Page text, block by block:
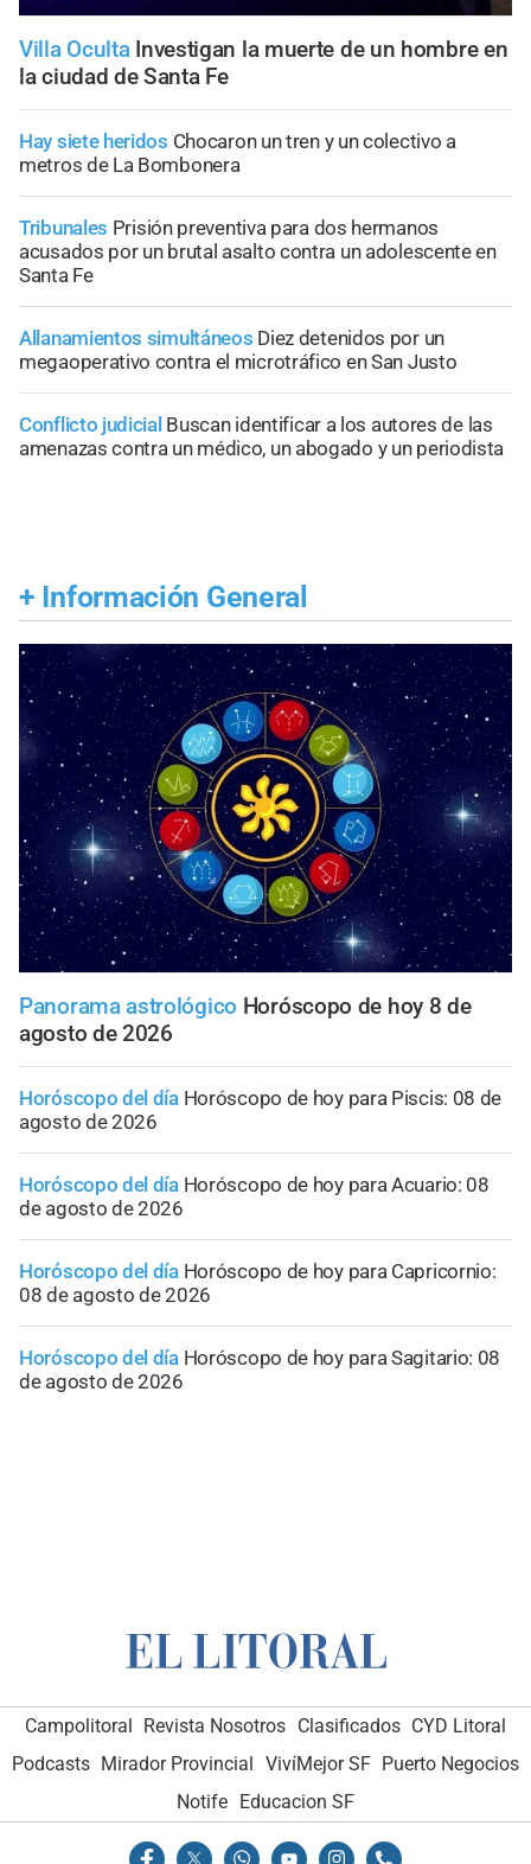
Villa Oculta Investigan la muerte de un hombre en
la ciudad de Santa Fe
Hay siete heridos Chocaron un tren y un colectivo a
metros de La Bombonera
Tribunales Prisión preventiva para dos hermanos
acusados por un brutal asalto contra un adolescente en
Santa Fe
Allanamientos simultáneos Diez detenidos por un
megaoperativo contra el microtráfico en San Justo
Conflicto judicial Buscan identificar a los autores de las
amenazas contra un médico, un abogado y un periodista
+ Información General
Panorama astrológico Horóscopo de hoy 8 de
agosto de 2026
Horóscopo del día Horóscopo de hoy para Piscis: 08 de
agosto de 2026
Horóscopo del día Horóscopo de hoy para Acuario: 08
de agosto de 2026
Horóscopo del día Horóscopo de hoy para Capricornio:
08 de agosto de 2026
Horóscopo del día Horóscopo de hoy para Sagitario: 08
de agosto de 2026
Campolitoral Revista Nosotros Clasificados CYD Litoral
Podcasts Mirador Provincial VivíMejor SF Puerto Negocios
Notife Educacion SF